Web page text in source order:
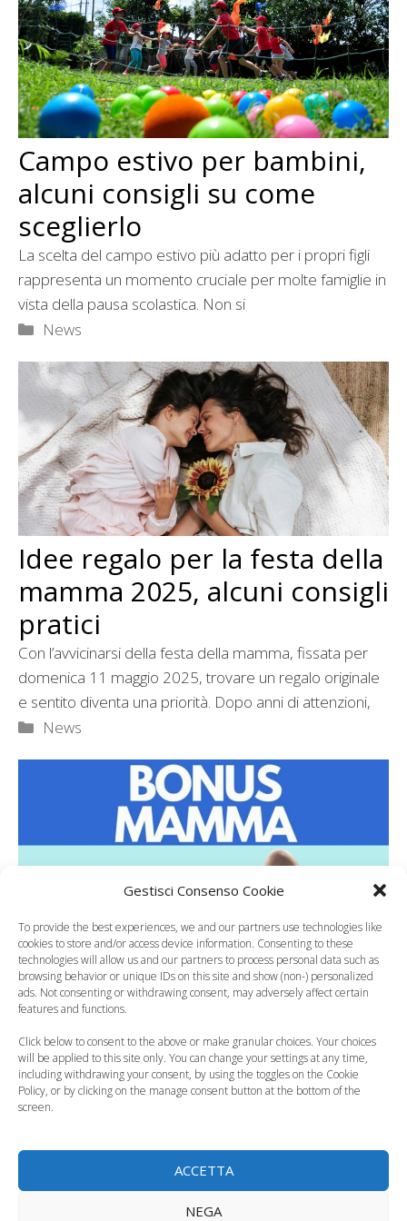
Gestisci Consenso Cookie
To provide the best experiences, we and our partners use technologies like
cookies to store and/or access device information. Consenting to these
technologies will allow us and our partners to process personal data such as
browsing behavior or unique IDs on this site and show (non-) personalized
ads. Not consenting or withdrawing consent, may adversely affect certain
features and functions.
Click below to consent to the above or make granular choices. Your choices
will be applied to this site only. You can change your settings at any time,
including withdrawing your consent, by using the toggles on the Cookie
Policy, or by clicking on the manage consent button at the bottom of the
screen.
ACCETTA
NEGA
Campo estivo per bambini,
alcuni consigli su come
sceglierlo
La scelta del campo estivo più adatto per i propri figli
rappresenta un momento cruciale per molte famiglie in
vista della pausa scolastica. Non si
Categorie
News
Idee regalo per la festa della
mamma 2025, alcuni consigli
pratici
Con l’avvicinarsi della festa della mamma, fissata per
domenica 11 maggio 2025, trovare un regalo originale
e sentito diventa una priorità. Dopo anni di attenzioni,
Categorie
News
Bonus mamma ancora in
stallo, come si decidono gli
importi
bonus mamma 2025 che però, al momento, non è
ancora partito. C’è infatti bisogno di
Categorie
News